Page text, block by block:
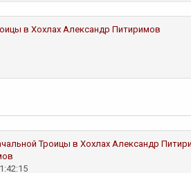
в Хохлах Александр Питиримов
Троицы в Хохлах Александр